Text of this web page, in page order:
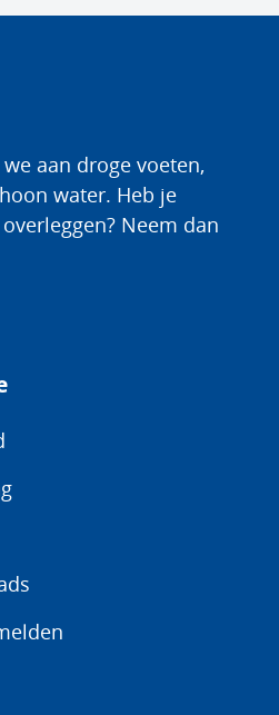
aan droge voeten,
water. Heb je
Neem dan